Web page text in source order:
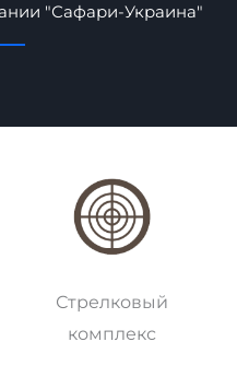
"Сафари-Украина"
Стрелковый
комплекс